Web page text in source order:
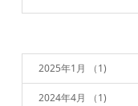
2025年1月 （1)
2024年4月 （1)